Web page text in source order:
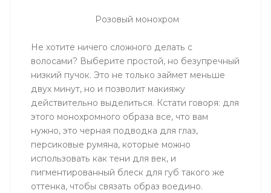
Розовый монохром
Не хотите ничего сложного делать с
волосами? Выберите простой, но безупречный
низкий пучок. Это не только займет меньше
двух минут, но и позволит макияжу
действительно выделиться. Кстати говоря: для
этого монохромного образа все, что вам
нужно, это черная подводка для глаз,
персиковые румяна, которые можно
использовать как тени для век, и
пигментированный блеск для губ такого же
оттенка, чтобы связать образ воедино.